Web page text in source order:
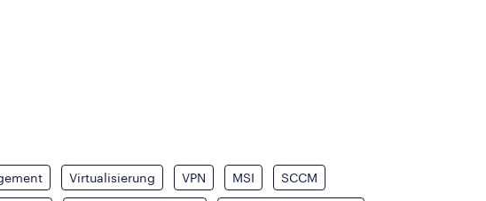
Virtualisierung VPN MSI SCCM